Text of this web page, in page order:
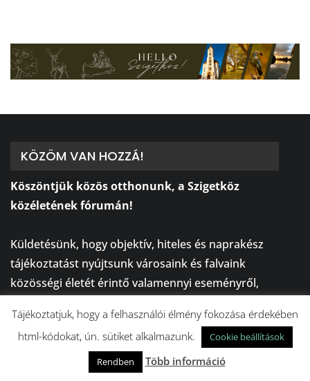
KÖZÖM VAN HOZZÁ!
Köszöntjük közös otthonunk, a Szigetköz
közéletének fórumán!
Küldetésünk, hogy objektív, hiteles és naprakész
tájékoztatást nyújtsunk városaink és falvaink
közösségi életét érintő valamennyi eseményről,
legfontosabb hírekről!
KÖZösségi, KÖZéleti, KÖZlekedési és KÖZérdekű
Tájékoztatjuk, hogy a felhasználói élmény fokozása érdekében
html-kódokat, ún. sütiket alkalmazunk.
Cookie beállítások
Rendben
Több információ